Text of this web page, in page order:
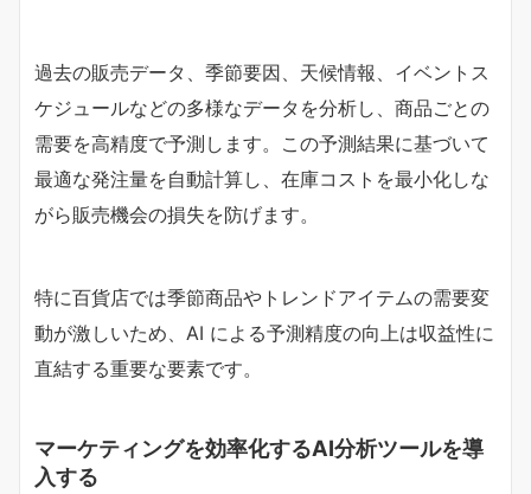
過去の販売データ、季節要因、天候情報、イベントス
ケジュールなどの多様なデータを分析し、商品ごとの
需要を高精度で予測します。この予測結果に基づいて
最適な発注量を自動計算し、在庫コストを最小化しな
がら販売機会の損失を防げます。
特に百貨店では季節商品やトレンドアイテムの需要変
動が激しいため、AI による予測精度の向上は収益性に
直結する重要な要素です。
マーケティングを効率化するAI分析ツールを導
入する